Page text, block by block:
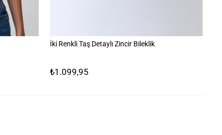
İki Renkli Taş Detaylı Zincir Bileklik
₺1.099,95